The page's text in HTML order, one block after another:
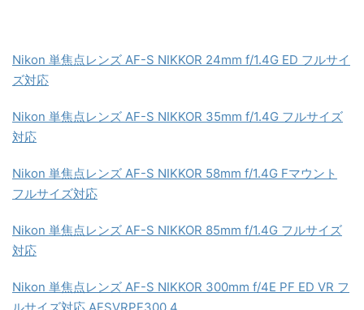
Nikon 単焦点レンズ AF-S NIKKOR 24mm f/1.4G ED フルサイ
ズ対応
Nikon 単焦点レンズ AF-S NIKKOR 35mm f/1.4G フルサイズ
対応
Nikon 単焦点レンズ AF-S NIKKOR 58mm f/1.4G Fマウント
フルサイズ対応
Nikon 単焦点レンズ AF-S NIKKOR 85mm f/1.4G フルサイズ
対応
Nikon 単焦点レンズ AF-S NIKKOR 300mm f/4E PF ED VR フ